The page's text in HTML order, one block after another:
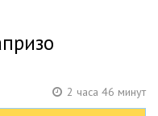
2 часа 46 минут